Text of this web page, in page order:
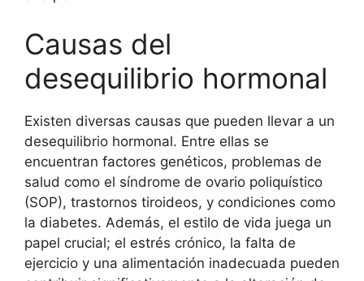
Causas del
desequilibrio hormonal
Existen diversas causas que pueden llevar a un
desequilibrio hormonal. Entre ellas se
encuentran factores genéticos, problemas de
salud como el síndrome de ovario poliquístico
(SOP), trastornos tiroideos, y condiciones como
la diabetes. Además, el estilo de vida juega un
papel crucial; el estrés crónico, la falta de
ejercicio y una alimentación inadecuada pueden